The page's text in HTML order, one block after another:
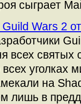
сыграет
Wars 2
всех святых
всех уголках
на
лишь в